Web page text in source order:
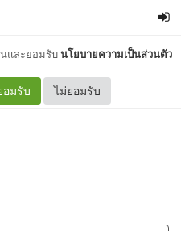
นและยอมรับนโยบายความเป็นส่วนตัว
อมรับ ไม่ยอมรับ